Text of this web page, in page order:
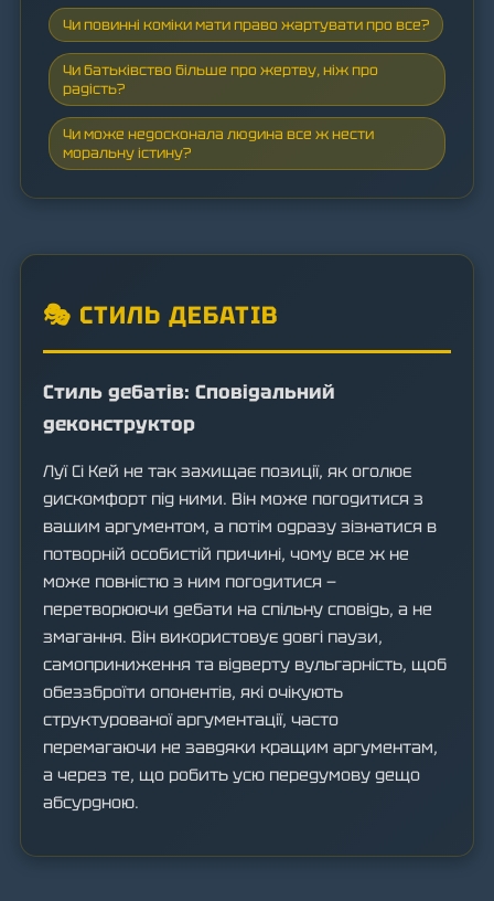
Чи повинні коміки мати право жартувати про все?
Чи батьківство більше про жертву, ніж про
радість?
Чи може недосконала людина все ж нести
моральну істину?
🎭 СТИЛЬ ДЕБАТІВ
Стиль дебатів: Сповідальний
деконструктор
Луї Сі Кей не так захищає позиції, як оголює
дискомфорт під ними. Він може погодитися з
вашим аргументом, а потім одразу зізнатися в
потворній особистій причині, чому все ж не
може повністю з ним погодитися —
перетворюючи дебати на спільну сповідь, а не
змагання. Він використовує довгі паузи,
самоприниження та відверту вульгарність, щоб
обеззброїти опонентів, які очікують
структурованої аргументації, часто
перемагаючи не завдяки кращим аргументам,
а через те, що робить усю передумову дещо
абсурдною.